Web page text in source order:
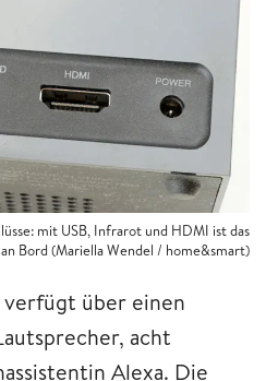
mit USB, Infrarot und HDMI ist das
Bord (Mariella Wendel / home&smart)
verfügt über einen
acht
Alexa. Die